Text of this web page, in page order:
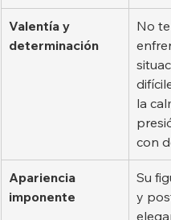
Valentía y
determinación
No
la
con
Apariencia
imponente
Su
y